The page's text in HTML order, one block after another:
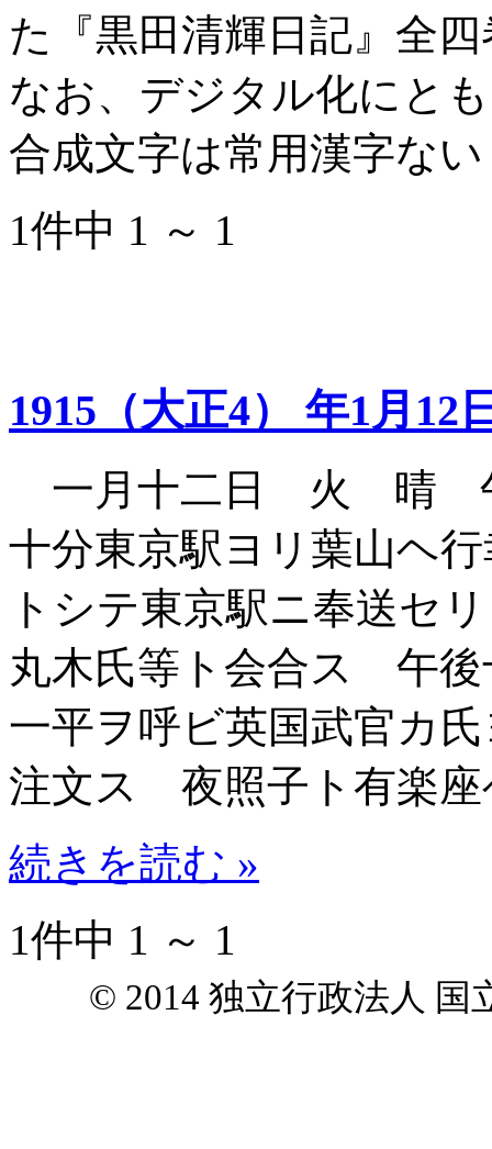
た『黒田清輝日記』全
なお、デジタル化にと
合成文字は常用漢字な
1件中 1 ～ 1
1915（大正4） 年1月12
一月十二日 火 晴
十分東京駅ヨリ葉山ヘ
トシテ東京駅ニ奉送
丸木氏等ト会合ス 午
一平ヲ呼ビ英国武官カ
注文ス 夜照子ト有楽座
続きを読む »
1件中 1 ～ 1
© 2014 独立行政法人 国